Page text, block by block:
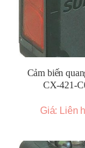
Cảm biến
CX-421-
Giá: Liên